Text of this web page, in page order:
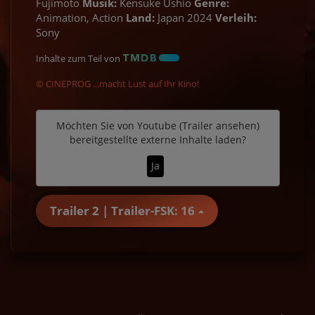
Animation, Action Land: Japan 2024 Verleih:
Sony
Inhalte zum Teil von
© CINEPROG ...macht Lust auf Ihr Kino!
Möchten Sie von Youtube (Trailer ansehen)
bereitgestellte externe Inhalte laden?
Ja
Trailer 2 | Trailer-FSK: 16